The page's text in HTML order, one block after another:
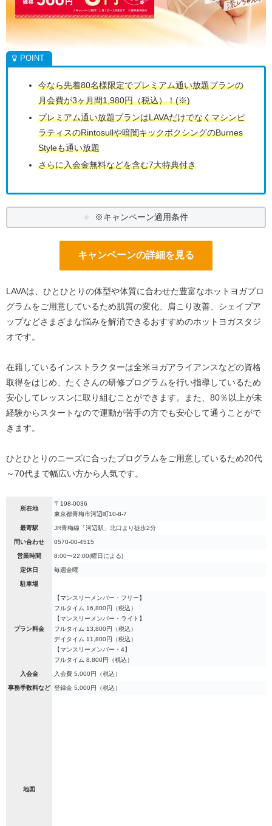
今なら先着80名様限定でプレミアム通い放題プランの
月会費が3ヶ月間1,980円（税込）！(※)
プレミアム通い放題プランはLAVAだけでなくマシンピ
ラティスのRintosullや暗闇キックボクシングのBurnes
Styleも通い放題
さらに入会金無料などを含む7大特典付き
※キャンペーン適用条件
キャンペーンの詳細を見る
LAVAは、ひとひとりの体型や体質に合わせた豊富なホットヨガプロ
グラムをご用意しているため肌質の変化、肩こり改善、シェイプア
ップなどさまざまな悩みを解消できるおすすめのホットヨガスタジ
オです。
在籍しているインストラクターは全米ヨガアライアンスなどの資格
取得をはじめ、たくさんの研修プログラムを行い指導しているため
安心してレッスンに取り組むことができます。また、80％以上が未
経験からスタートなので運動が苦手の方でも安心して通うことがで
きます。
ひとひとりのニーズに合ったプログラムをご用意しているため20代
～70代まで幅広い方から人気です。
所在地
〒198-0036
東京都青梅市河辺町10-8-7
最寄駅 JR青梅線「河辺駅」北口より徒歩2分
問い合わせ 0570-00-4515
営業時間 8:00〜22:00(曜日による)
定休日 毎週金曜
駐車場
プラン料金
【マンスリーメンバー・フリー】
フルタイム 16,800円（税込）
【マンスリーメンバー・ライト】
フルタイム 13,800円（税込）
デイタイム 11,800円（税込）
【マンスリーメンバー・4】
フルタイム 8,800円（税込）
入会金 入会費 5,000円（税込）
事務手数料など 登録金 5,000円（税込）
地図